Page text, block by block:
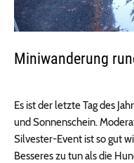
Miniwanderung
Es ist der letzte Tag des
und Sonnenschein.
Silvester-Event ist so gut
Besseres zu tun als die